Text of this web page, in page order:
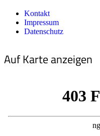
Kontakt
Impressum
Datenschutz
Auf Karte anzeigen